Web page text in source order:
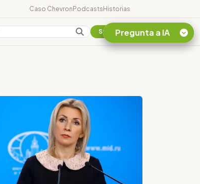
Caso ChevronPodcastsHistorias
SuscribirsePregunta a IA
tasa minera que rige en